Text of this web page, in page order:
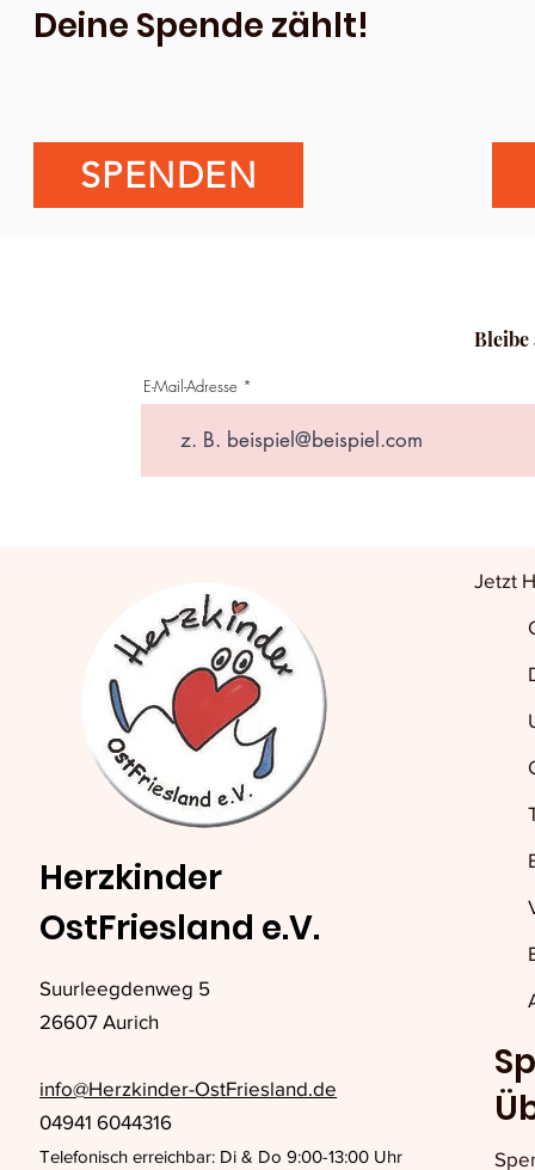
Deine Spende zählt!
SPENDEN
Bleibe
E-Mail-Adresse
Herzkinder
OstFriesland e.V.
Suurleegdenweg 5
26607 Aurich
info@Herzkinder-OstFriesland.de
04941 6044316
Telefonisch erreichbar: Di & Do 9:00-13:00 Uhr
Jetzt